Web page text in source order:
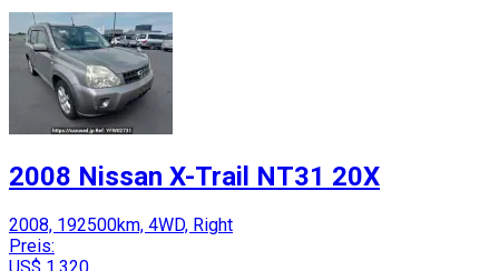
2008 Nissan X-Trail NT31 20X
2008, 192500km, 4WD, Right
Preis: